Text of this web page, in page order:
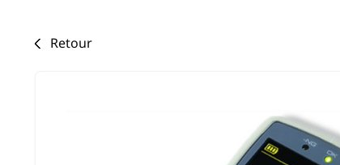
Retour